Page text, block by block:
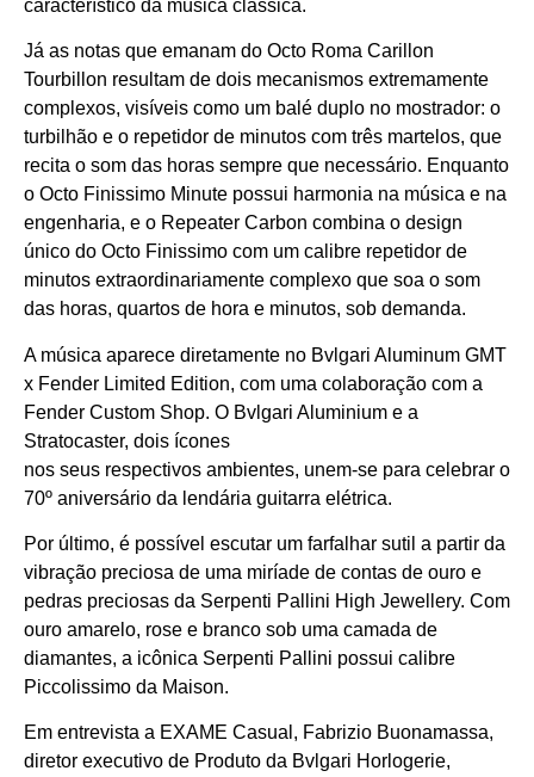
característico da música clássica.
Já as notas que emanam do Octo Roma Carillon
Tourbillon resultam de dois mecanismos extremamente
complexos, visíveis como um balé duplo no mostrador: o
turbilhão e o repetidor de minutos com três martelos, que
recita o som das horas sempre que necessário. Enquanto
o Octo Finissimo Minute possui harmonia na música e na
engenharia, e o Repeater Carbon combina o design
único do Octo Finissimo com um calibre repetidor de
minutos extraordinariamente complexo que soa o som
das horas, quartos de hora e minutos, sob demanda.
A música aparece diretamente no Bvlgari Aluminum GMT
x Fender Limited Edition, com uma colaboração com a
Fender Custom Shop. O Bvlgari Aluminium e a
Stratocaster, dois ícones
nos seus respectivos ambientes, unem-se para celebrar o
70º aniversário da lendária guitarra elétrica.
Por último, é possível escutar um farfalhar sutil a partir da
vibração preciosa de uma miríade de contas de ouro e
pedras preciosas da Serpenti Pallini High Jewellery. Com
ouro amarelo, rose e branco sob uma camada de
diamantes, a icônica Serpenti Pallini possui calibre
Piccolissimo da Maison.
Em entrevista a EXAME Casual, Fabrizio Buonamassa,
diretor executivo de Produto da Bvlgari Horlogerie,